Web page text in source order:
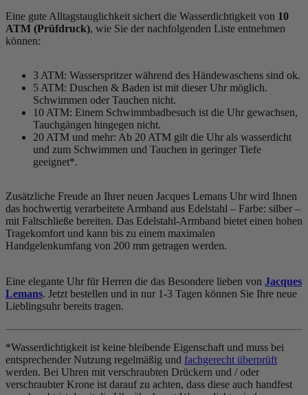
Eine gute Alltagstauglichkeit sichert die Wasserdichtigkeit von 10
ATM (Prüfdruck), wie Sie der nachfolgenden Liste entnehmen
können:
3 ATM: Wasserspritzer während des Händewaschens sind ok.
5 ATM: Duschen & Baden ist mit dieser Uhr möglich.
Schwimmen oder Tauchen nicht.
10 ATM: Einem Schwimmbadbesuch ist die Uhr gewachsen,
Tauchgängen hingegen nicht.
20 ATM und mehr: Ab 20 ATM gilt die Uhr als wasserdicht
und zum Schwimmen und Tauchen in geringer Tiefe
geeignet*.
Zusätzliche Freude an Ihrer neuen Jacques Lemans Uhr wird Ihnen
das hochwertig verarbeitete Armband aus Edelstahl – Farbe: silber –
mit Faltschließe bereiten. Das Edelstahl-Armband bietet einen hohen
Tragekomfort und kann bis zu einem maximalen
Handgelenkumfang von 200 mm getragen werden.
Eine elegante Uhr für Herren die das Besondere lieben von Jacques
Lemans. Jetzt bestellen und in nur 1-3 Tagen können Sie Ihre neue
Lieblingsuhr bereits tragen.
*Wasserdichtigkeit ist keine bleibende Eigenschaft und muss bei
entsprechender Nutzung regelmäßig und fachgerecht überprüft
werden. Bei Uhren mit verschraubten Drückern und / oder
verschraubter Krone ist darauf zu achten, dass diese auch handfest